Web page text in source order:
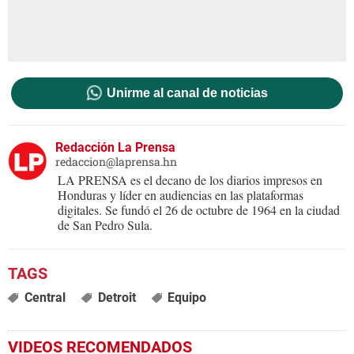
Unirme al canal de noticias
Redacción La Prensa
redaccion@laprensa.hn
LA PRENSA es el decano de los diarios impresos en
Honduras y líder en audiencias en las plataformas
digitales. Se fundó el 26 de octubre de 1964 en la ciudad
de San Pedro Sula.
Central Detroit Equipo
VIDEOS RECOMENDADOS